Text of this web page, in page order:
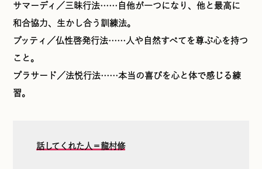
サマーディ／三昧行法……自他が一つになり、他と最高に
和合協力、生かし合う訓練法。
ブッティ／仏性啓発行法……人や自然すべてを尊ぶ心を持つ
こと。
プラサード／法悦行法……本当の喜びを心と体で感じる練
習。
話してくれた人＝龍村修